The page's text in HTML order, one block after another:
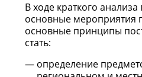
В ходе краткого
основные мероприятия
основные принципы
стать:
определение